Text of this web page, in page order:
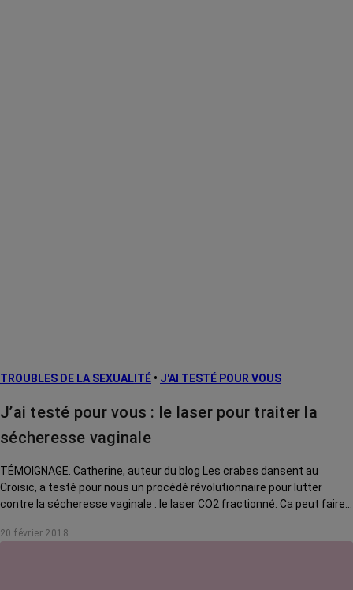
TROUBLES DE LA SEXUALITÉ • J'AI TESTÉ POUR VOUS
J’ai testé pour vous : le laser pour traiter la
sécheresse vaginale
TÉMOIGNAGE. Catherine, auteur du blog Les crabes dansent au
Croisic, a testé pour nous un procédé révolutionnaire pour lutter
contre la sécheresse vaginale : le laser CO2 fractionné. Ca peut faire
elle contribue à nous faire du bien.
20 février 2018